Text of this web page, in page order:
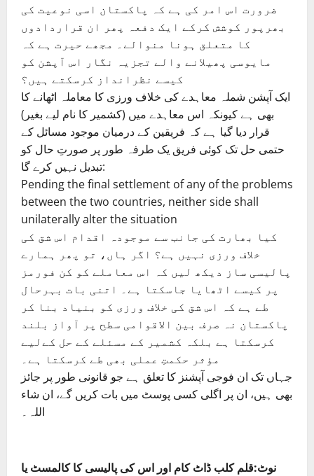
ضرورت اس امر کی ہے کہ پاکستان اسی نوعیت کی
بھرپور کوشش کرکے ایک دفعہ پھر ان قراردادوں
کا متعلق ہونا منوالے۔ مجھے حیرت ہے کہ
مایوسی پھیلانے والے تجزیہ نگار اس آپشن کو
کیسے نظرانداز کرسکتے ہیں؟
ایک آپشن شملہ معاہدے کی خلاف ورزی کا معاملہ اٹھانے کا
بھی ہے کیونکہ اس معاہدے میں (کشمیر کا نام لیے بغیر)
قرار دیا گیا ہے کہ فریقین کے درمیان موجود مسائل کے
حتمی حل تک کوئی فریق یک طرفہ طور پر صورتِ حال کو
تبدیل نہیں کرے گا:
Pending the final settlement of any of the problems
between the two countries, neither side shall
unilaterally alter the situation
کیا بھارت کی جانب سے موجودہ اقدام اس شق کی
خلاف ورزی نہیں ہے؟ اگر ہاں، تو پھر ہمارے
پالیسی ساز دیکھ لیں کہ اس معاملے کو کن فورمز
پر کیسے اٹھایا جاسکتا ہے۔ اتنی بات بہرحال
طے ہے کہ اس شق کی خلاف ورزی کو بنیاد بنا کر
پاکستان نہ صرف بین الاقوامی سطح پر آواز بلند
کرسکتا ہے بلکہ کشمیر کے مسئلے کے حل کےلیے
مؤثر حکمتِ عملی بھی طے کرسکتا ہے۔
جہاں تک ان فوجی آپشنز کا تعلق ہے جو قانونی طور پر جائز
بھی ہیں، ان پر اگلی کسی پوسٹ میں بات کریں گے، ان شاء
اللہ۔
نوٹ:قلم کلب ڈاٹ کام اور اس کی پالیسی کا کالمسٹ یا